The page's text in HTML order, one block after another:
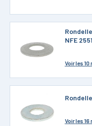
NFE
Voirles 10
Voirles 16